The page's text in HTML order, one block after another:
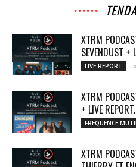
XTRM
SEVENDUST +
LIVE REPORT
XTRM
+ LIVE
FREQUENCE
XTRM